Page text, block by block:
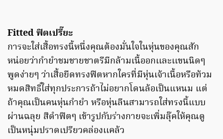
Fitted ฟิตเปรี๊ยะ
การจะใส่เสื้อทรงนี้หนึ่งคุณต้องมั่นใจในหุ่นของคุณสัก
หน่อยว่ากำยำชมชายชาตรีมีกล้ามเนื้ออกเเละเเขนนิดๆ
พูดง่ายๆ ว่าเสื้อยืดทรงฟิตหากใครที่มีหุ่นเจ้าเนื้อหรือท้วม
หมดสิทธิ์ใส่ทุกประการถ้าไม่อยากโดนล้อเป็นแหนม แต่
ถ้าคุณเป็นคนหุ่นกำยำ หรือหุ่นลีนสามารถใส่ทรงนี้แบบ
ผ่านฉลุย สีดำฟิตๆ เข้ารูปกับร่างกายจะเพิ่มลุ๊คให้คุณดู
เป็นหนุ่มปราดเปรียวคล่องเเคล้ว